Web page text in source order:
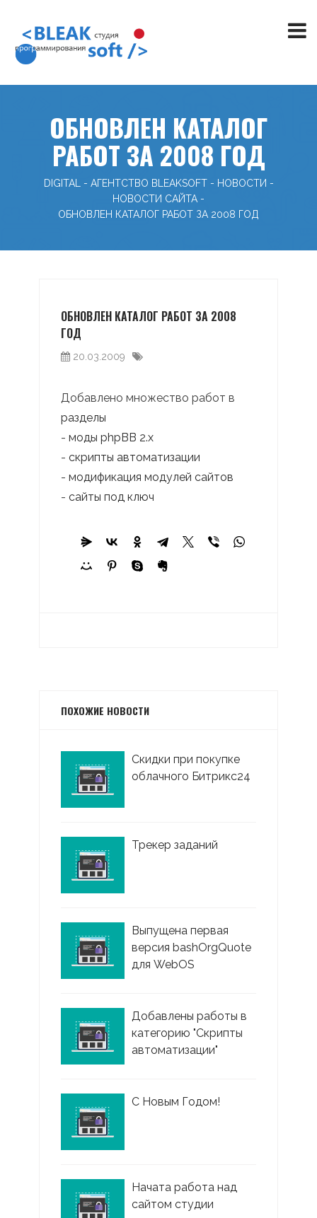
ОБНОВЛЕН КАТАЛОГ
РАБОТ ЗА 2008 ГОД
DIGITAL - АГЕНТСТВО BLEAKSOFT - НОВОСТИ -
НОВОСТИ САЙТА -
ОБНОВЛЕН КАТАЛОГ РАБОТ ЗА 2008 ГОД
ОБНОВЛЕН КАТАЛОГ РАБОТ ЗА 2008
ГОД
20.03.2009
Добавлено множество работ в
разделы
- моды phpBB 2.x
- скрипты автоматизации
- модификация модулей сайтов
- сайты под ключ
ПОХОЖИЕ НОВОСТИ
Скидки при покупке
облачного Битрикс24
Трекер заданий
Выпущена первая
версия bashOrgQuote
для WebOS
Добавлены работы в
категорию "Скрипты
автоматизации"
С Новым Годом!
Начата работа над
сайтом студии